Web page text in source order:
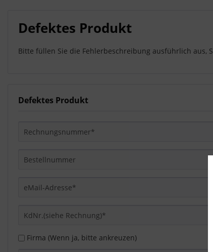
Defektes Produkt
Bitte füllen Sie die Fehlerbeschreibung ausführlich aus,
Defektes Produkt
Firma (Wenn ja, bitte ankreuzen)